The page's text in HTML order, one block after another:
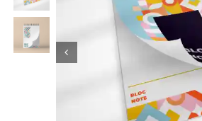
IMPRESSION GRAND FORMAT
PROFESSIONNELS